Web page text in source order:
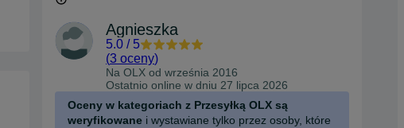
Agnieszka
5.0 / 5
(3 oceny)
Na OLX od września 2016
Ostatnio online w dniu 27 lipca 2026
Oceny w kategoriach z Przesyłką OLX są
weryfikowane i wystawiane tylko przez osoby, które